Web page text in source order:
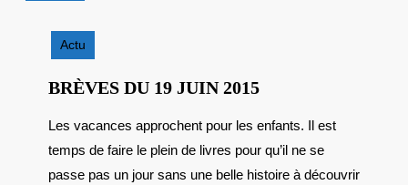
2015
Actu
BRÈVES DU 19 JUIN 2015BRÈVES
19
JUIN
2015
Les vacances approchent pour les enfants. Il est
temps de faire le plein de livres pour qu’il ne se
passe pas un jour sans une belle histoire à découvrir